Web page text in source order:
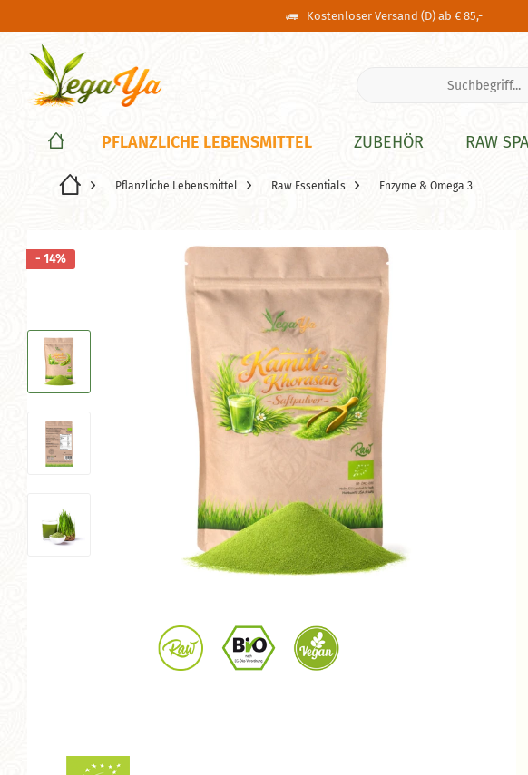
Kostenloser Versand (D) ab € 85,-
PFLANZLICHE LEBENSMITTEL ZUBEHÖR RAW SPA
Pflanzliche Lebensmittel Raw Essentials Enzyme & Omega 3
- 14%